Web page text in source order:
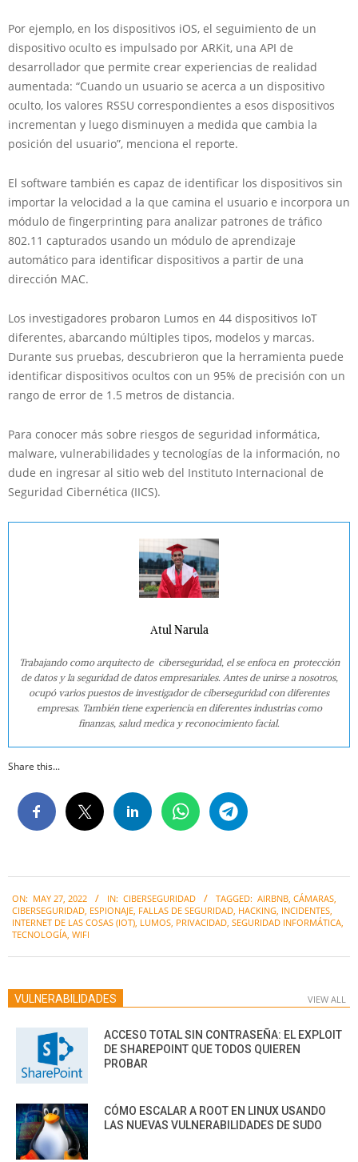
Por ejemplo, en los dispositivos iOS, el seguimiento de un
dispositivo oculto es impulsado por ARKit, una API de
desarrollador que permite crear experiencias de realidad
aumentada: “Cuando un usuario se acerca a un dispositivo
oculto, los valores RSSU correspondientes a esos dispositivos
incrementan y luego disminuyen a medida que cambia la
posición del usuario”, menciona el reporte.
El software también es capaz de identificar los dispositivos sin
importar la velocidad a la que camina el usuario e incorpora un
módulo de fingerprinting para analizar patrones de tráfico
802.11 capturados usando un módulo de aprendizaje
automático para identificar dispositivos a partir de una
dirección MAC.
Los investigadores probaron Lumos en 44 dispositivos IoT
diferentes, abarcando múltiples tipos, modelos y marcas.
Durante sus pruebas, descubrieron que la herramienta puede
identificar dispositivos ocultos con un 95% de precisión con un
rango de error de 1.5 metros de distancia.
Para conocer más sobre riesgos de seguridad informática,
malware, vulnerabilidades y tecnologías de la información, no
dude en ingresar al sitio web del Instituto Internacional de
Seguridad Cibernética (IICS).
Atul Narula
Trabajando como arquitecto de ciberseguridad, el se enfoca en protección
de datos y la seguridad de datos empresariales. Antes de unirse a nosotros,
ocupó varios puestos de investigador de ciberseguridad con diferentes
empresas. También tiene experiencia en diferentes industrias como
finanzas, salud medica y reconocimiento facial.
Share this...
05-
27
ON: MAY 27, 2022 IN: CIBERSEGURIDAD TAGGED: AIRBNB, CÁMARAS,
CIBERSEGURIDAD, ESPIONAJE, FALLAS DE SEGURIDAD, HACKING, INCIDENTES,
INTERNET DE LAS COSAS (IOT), LUMOS, PRIVACIDAD, SEGURIDAD INFORMÁTICA,
TECNOLOGÍA, WIFI
VULNERABILIDADES VIEW ALL
ACCESO TOTAL SIN CONTRASEÑA: EL EXPLOIT
DE SHAREPOINT QUE TODOS QUIEREN
PROBAR
CÓMO ESCALAR A ROOT EN LINUX USANDO
LAS NUEVAS VULNERABILIDADES DE SUDO